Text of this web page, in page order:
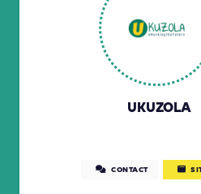
UKUZOLA
CONTACT